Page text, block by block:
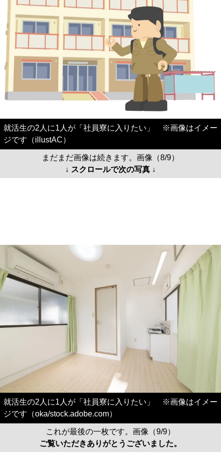
就活生の2人に1人が「社員寮に入りたい」 ※画像はイメー
ジです（illustAC）
まだまだ画像は続きます。画像（8/9）
↓ スクロールで次の写真 ↓
就活生の2人に1人が「社員寮に入りたい」 ※画像はイメー
ジです（oka/stock.adobe.com）
これが最後の一枚です。画像（9/9）
ご覧いただきありがとうございました。